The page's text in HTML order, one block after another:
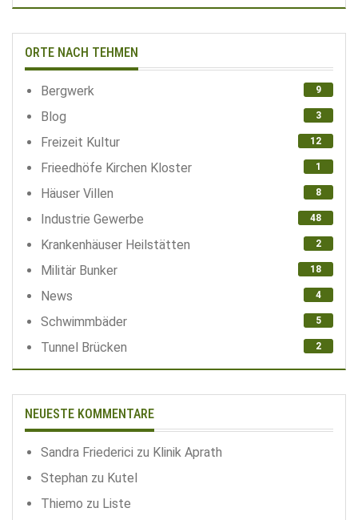
ORTE NACH TEHMEN
Bergwerk 9
Blog 3
Freizeit Kultur 12
Frieedhöfe Kirchen Kloster 1
Häuser Villen 8
Industrie Gewerbe 48
Krankenhäuser Heilstätten 2
Militär Bunker 18
News 4
Schwimmbäder 5
Tunnel Brücken 2
NEUESTE KOMMENTARE
Sandra Friederici zu Klinik Aprath
Stephan zu Kutel
Thiemo zu Liste